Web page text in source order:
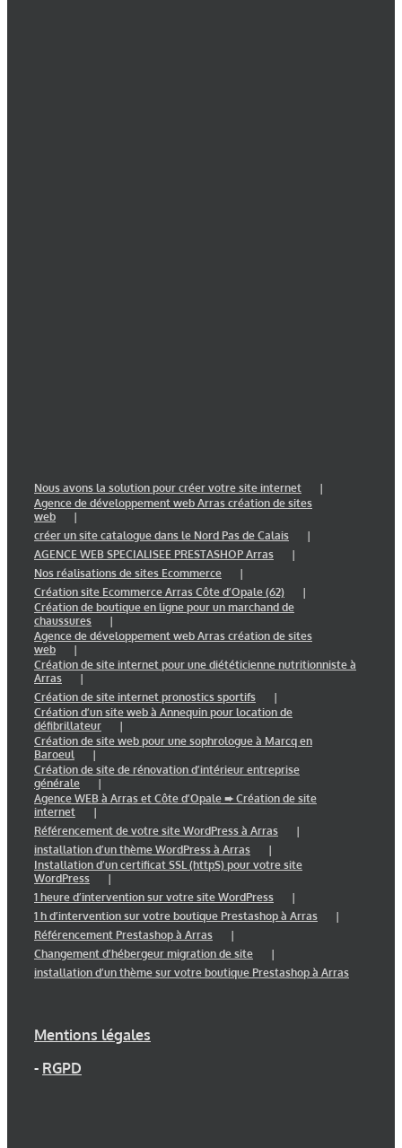
Nous avons la solution pour créer votre site internet
Agence de développement web Arras création de sites
web
créer un site catalogue dans le Nord Pas de Calais
AGENCE WEB SPECIALISEE PRESTASHOP Arras
Nos réalisations de sites Ecommerce
Création site Ecommerce Arras Côte d’Opale (62)
Création de boutique en ligne pour un marchand de
chaussures
Agence de développement web Arras création de sites
web
Création de site internet pour une diététicienne nutritionniste à
Arras
Création de site internet pronostics sportifs
Création d’un site web à Annequin pour location de
défibrillateur
Création de site web pour une sophrologue à Marcq en
Baroeul
Création de site de rénovation d’intérieur entreprise
générale
Agence WEB à Arras et Côte d’Opale ➨ Création de site
internet
Référencement de votre site WordPress à Arras
installation d’un thème WordPress à Arras
Installation d’un certificat SSL (httpS) pour votre site
WordPress
1 heure d’intervention sur votre site WordPress
1 h d’intervention sur votre boutique Prestashop à Arras
Référencement Prestashop à Arras
Changement d’hébergeur migration de site
installation d’un thème sur votre boutique Prestashop à Arras
Mentions légales
- RGPD